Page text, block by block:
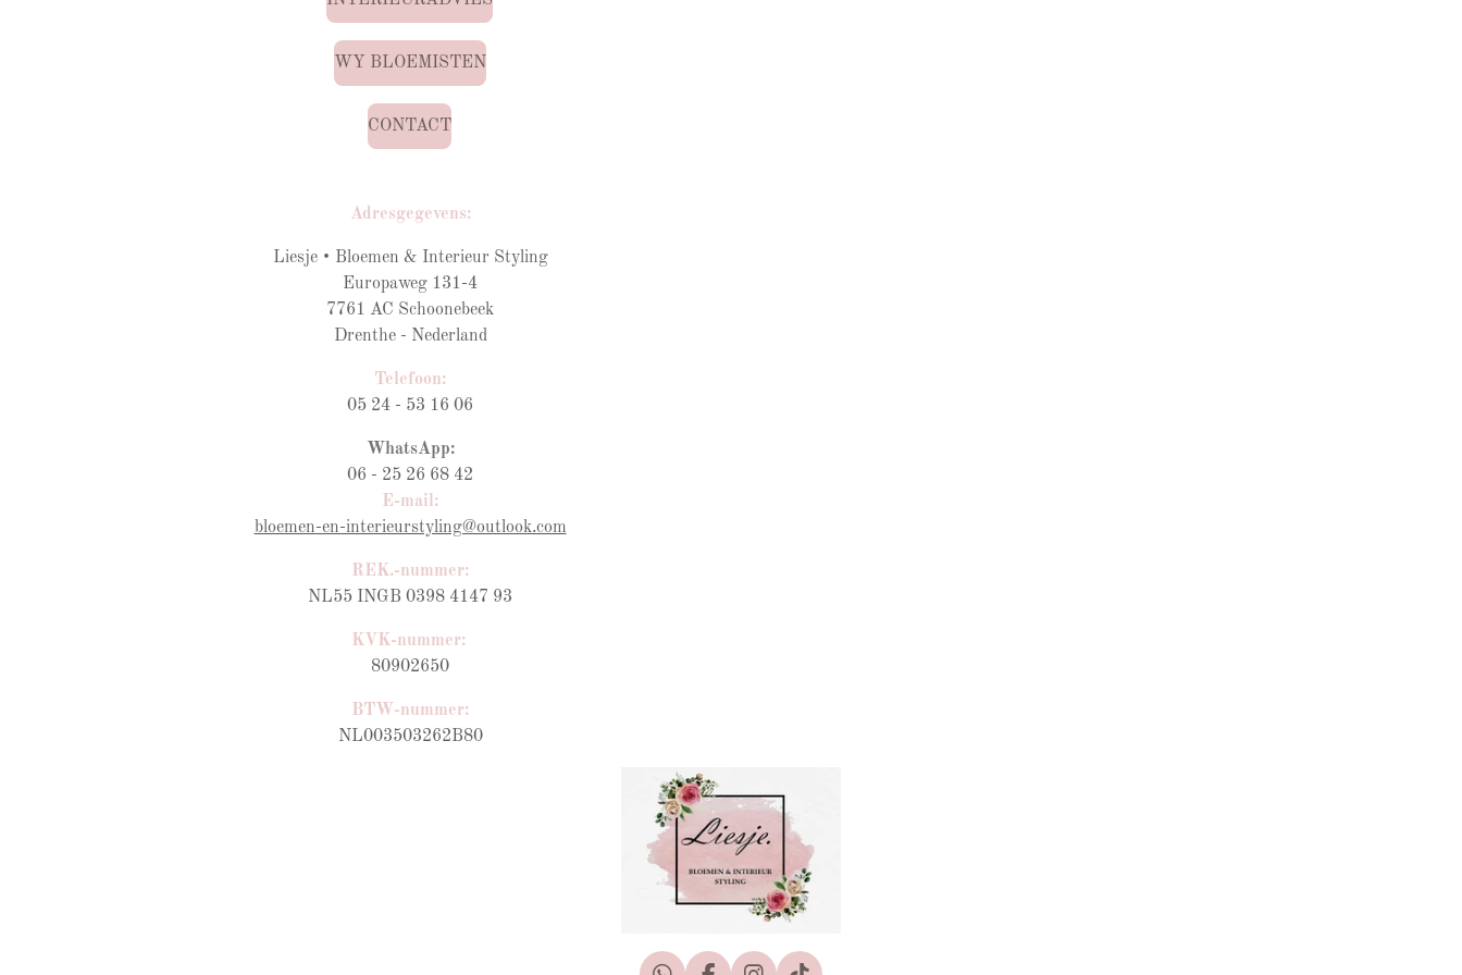
WY BLOEMISTEN
CONTACT
Adresgegevens:
Liesje • Bloemen & Interieur Styling
Europaweg 131-4
7761 AC Schoonebeek
Drenthe - Nederland
Telefoon:
05 24 - 53 16 06
WhatsApp:
06 - 25 26 68 42
E-mail:
bloemen-en-interieurstyling@outlook.com
REK.-nummer:
NL55 INGB 0398 4147 93
KVK-nummer:
80902650
BTW-nummer:
NL003503262B80